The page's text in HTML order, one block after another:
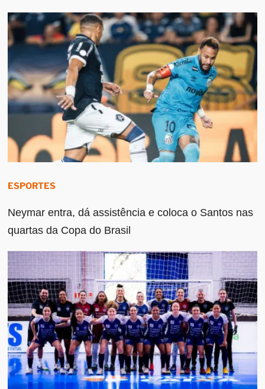
ESPORTES
Neymar entra, dá assistência e coloca o Santos nas
quartas da Copa do Brasil